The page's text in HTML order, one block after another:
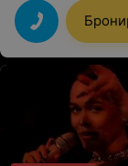
китайский
очень большие
персонал . Всем
ресторан